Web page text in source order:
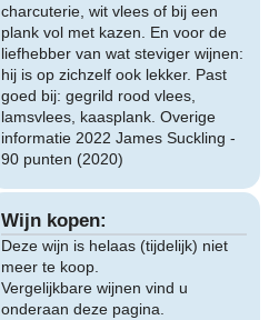
charcuterie, wit vlees of bij een
plank vol met kazen. En voor de
liefhebber van wat steviger wijnen:
hij is op zichzelf ook lekker. Past
goed bij: gegrild rood vlees,
lamsvlees, kaasplank. Overige
informatie 2022 James Suckling -
90 punten (2020)
Wijn kopen:
Deze wijn is helaas (tijdelijk) niet
meer te koop.
Vergelijkbare wijnen vind u
onderaan deze pagina.